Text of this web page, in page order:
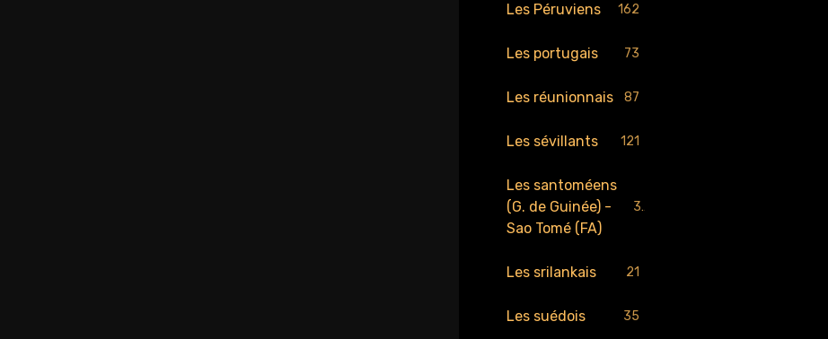
Les Péruviens 162
Les portugais 73
Les réunionnais 87
Les sévillants 121
Les santoméens
(G. de Guinée) -
Sao Tomé (FA)
34
Les srilankais 21
Les suédois 35